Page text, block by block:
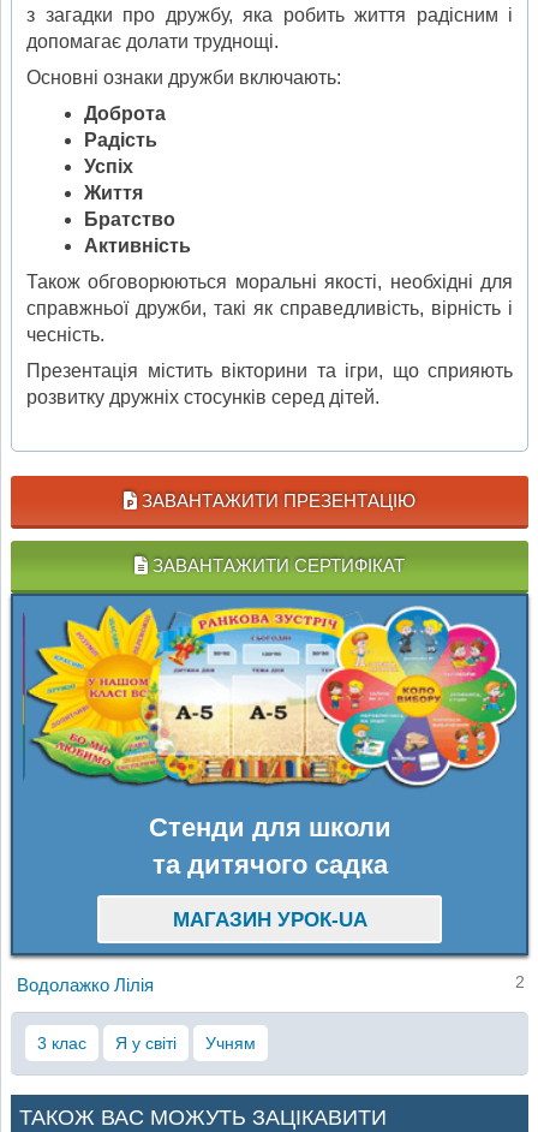
з загадки про дружбу, яка робить життя радісним і
допомагає долати труднощі.
Основні ознаки дружби включають:
Доброта
Радість
Успіх
Життя
Братство
Активність
Також обговорюються моральні якості, необхідні для
справжньої дружби, такі як справедливість, вірність і
чесність.
Презентація містить вікторини та ігри, що сприяють
розвитку дружніх стосунків серед дітей.
ЗАВАНТАЖИТИ ПРЕЗЕНТАЦІЮ
ЗАВАНТАЖИТИ СЕРТИФІКАТ
Стенди для школи
та дитячого садка
МАГАЗИН УРОК-UA
Водолажко Лілія 2
3 клас Я у світі Учням
ТАКОЖ ВАС МОЖУТЬ ЗАЦІКАВИТИ